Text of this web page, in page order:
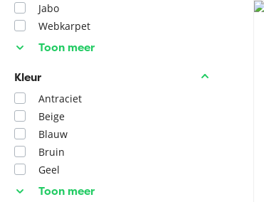
Jabo
Webkarpet
Toon meer
Kleur
Antraciet
Beige
Blauw
Bruin
Geel
Toon meer